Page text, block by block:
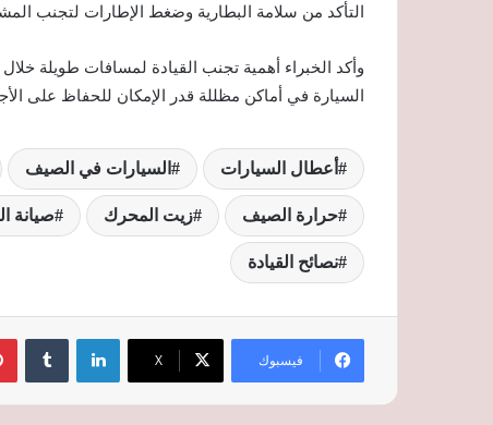
التأكد من سلامة البطارية وضغط الإطارات لتجنب
وأكد الخبراء أهمية تجنب القيادة لمسافات طويلة
السيارة في أماكن مظللة قدر الإمكان للحفاظ على
أعطال السيارات السيارات في الصيف
حرارة الصيف زيت المحرك صيانة
نصائح القيادة
فيسبوك ‫X
لينكدإن